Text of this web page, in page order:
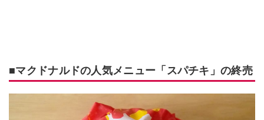
■マクドナルドの人気メニュー「スパチキ」の終売